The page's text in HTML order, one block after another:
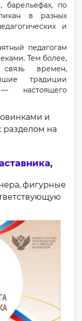
барельефах, по
в разных
и
педагогам
Тем более,
времен,
традиции
— настоящего
и
разделом на
,
фигурные